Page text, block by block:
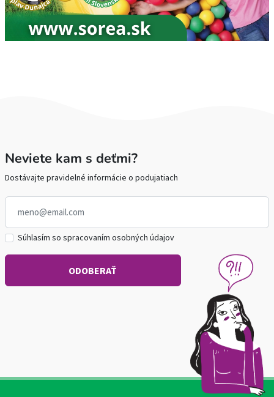
Neviete kam s deťmi?
Dostávajte pravidelné informácie o podujatiach
Súhlasím so spracovaním osobných údajov